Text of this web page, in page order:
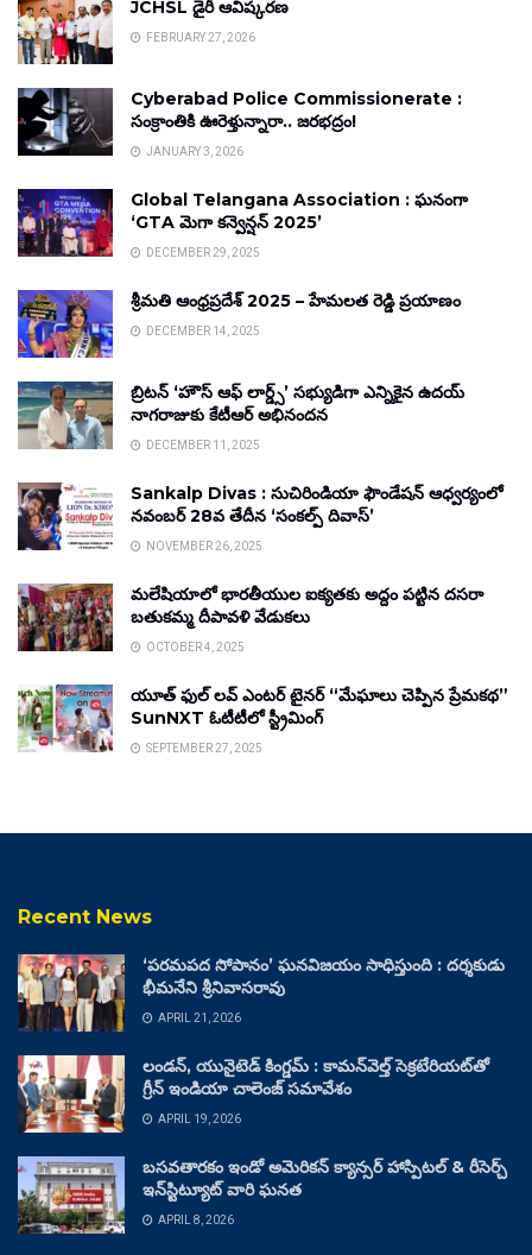
JCHSL డైరీ ఆవిష్కరణ
FEBRUARY 27, 2026
Cyberabad Police Commissionerate :
సంక్రాంతికి ఊరెళ్తున్నారా.. జరభద్రం!
JANUARY 3, 2026
Global Telangana Association : ఘనంగా
‘GTA మెగా కన్వెన్షన్ 2025’
DECEMBER 29, 2025
శ్రీమతి ఆంధ్రప్రదేశ్ 2025 – హేమలత రెడ్డి ప్రయాణం
DECEMBER 14, 2025
బ్రిటన్ ‘హౌస్ ఆఫ్ లార్డ్స్’ సభ్యుడిగా ఎన్నికైన ఉదయ్
నాగరాజుకు కేటీఆర్ అభినందన
DECEMBER 11, 2025
Sankalp Divas : సుచిరిండియా ఫౌండేషన్ ఆధ్వర్యంలో
నవంబర్ 28వ తేదీన ‘సంకల్ప్ దివాస్’
NOVEMBER 26, 2025
మలేషియాలో భారతీయుల ఐక్యతకు అద్దం పట్టిన దసరా
బతుకమ్మ దీపావళి వేడుకలు
OCTOBER 4, 2025
యూత్ ఫుల్ లవ్ ఎంటర్ టైనర్ “మేఘాలు చెప్పిన ప్రేమకథ”
SunNXT ఓటీటీలో స్ట్రీమింగ్
SEPTEMBER 27, 2025
Recent News
‘పరమపద సోపానం’ ఘనవిజయం సాధిస్తుంది : దర్శకుడు
భీమనేని శ్రీనివాసరావు
APRIL 21, 2026
లండన్, యునైటెడ్ కింగ్డమ్ : కామన్‌వెల్త్ సెక్రటేరియట్‌తో
గ్రీన్ ఇండియా చాలెంజ్ సమావేశం
APRIL 19, 2026
బసవతారకం ఇండో అమెరికన్ క్యాన్సర్ హాస్పిటల్ & రీసెర్చ్
ఇన్‌స్టిట్యూట్ వారి ఘనత
APRIL 8, 2026